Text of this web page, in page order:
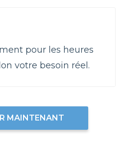
pour les heures
votre besoin réel.
MAINTENANT